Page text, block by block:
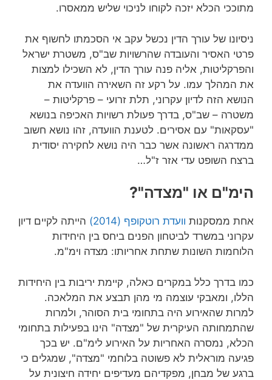
מתוככי הכלא יזכה לקוחו לניכוי שליש ממאסרו.
ניסיונו של עורך הדין נכשל עקב אי הסכמתו לחשוף את
פרטי האסיר והעובדה שהרשויות שב"ס, משטרת ישראל
והפרקליטות, אליה פנה עורך הדין, לא השכילו למצות
את המהלך עמו. על רקע זה השאירה הוועדה את
הנושא הזה לדיון עקרוני, תלת זרועי – פרקליטות –
משטרה – שב"ס, בדרך פעולת רשויות האכיפה בנושא
"עסקאות" עם אסירים. לטענת הוועדה, זהו נושא חשוב
ממדרגה ראשונה אשר כבר היה נושא לחקירה יסודית
ברצח השופט עדי אזר ז"ל…
הימ"ם או "מצדה"?
אחת ממסקנות וועדת רוטקופף (2014)
הייתה לקיים דיון
עקרוני במשרד לביטחון הפנים ביחס בין היחידות
הלוחמות השונות שתחת אחריותו: מצדה וימ"מ.
כמו בדרך כלל במקרים כאלה, קיימת יריבות בין היחידות
הללו, ומאבקי עוצמה מי מהן תבצע את המלאכה.
למרות שהאירוע היה בתחומי בית הסוהר, ולמרות
שהתמחותה העיקרית של "מצדה" הינו בפעילות בתחומי
הכלא, נמסרה האחריות על האירוע לימ"ם. יש בכך
פגיעה מוראלית לא פשוטה בלוחמי "מצדה", שמגלים כי
ברגע של מבחן, מפקדיהם מעדיפים יחידה חיצונית על